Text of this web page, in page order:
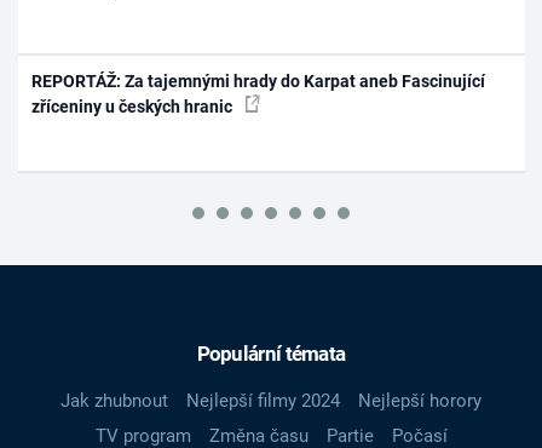
REPORTÁŽ: Za tajemnými hrady do Karpat aneb Fascinující
zříceniny u českých hranic
Populární témata
Jak zhubnout Nejlepší filmy 2024
Nejlepší horory
TV program
Změna času Partie
Počasí